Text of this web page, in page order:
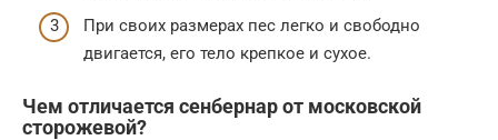
При своих размерах пес легко и свободно
двигается, его тело крепкое и сухое.
Чем отличается сенбернар от московской
сторожевой?